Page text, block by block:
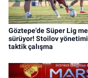
Göztepe'de Süper Lig
sürüyor! Stoilov
taktik çalışma